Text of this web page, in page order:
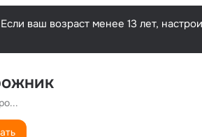
ваш возраст менее 13 лет,